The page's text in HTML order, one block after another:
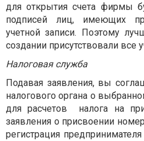
для открытия счета фирмы
подписей лиц, имеющих
учетной записи. Поэтому
создании присутствовали все
Налоговая служба
Подавая заявления, вы
налогового органа о
для расчетов налога на
заявления о присвоении
регистрация